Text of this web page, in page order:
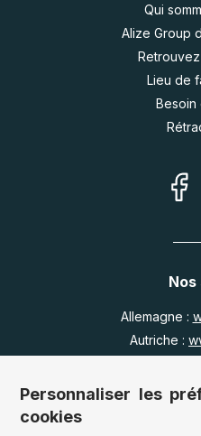
Qui
Alize Group
Lieu de
Besoin
Allemagne :
Autriche :
Royaume Uni :
Personnaliser les
cookies